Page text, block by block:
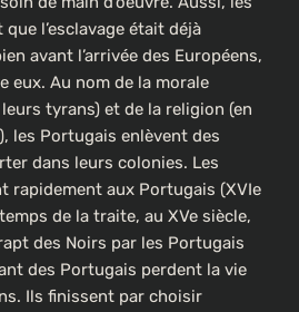
l’esclavage était déjà
avant l’arrivée des Européens,
eux. Au nom de la morale
tyrans) et de la religion (en
les Portugais enlèvent des
dans leurs colonies. Les
rapidement aux Portugais (XVIe
de la traite, au XVe siècle,
des Noirs par les Portugais
des Portugais perdent la vie
Ils finissent par choisir